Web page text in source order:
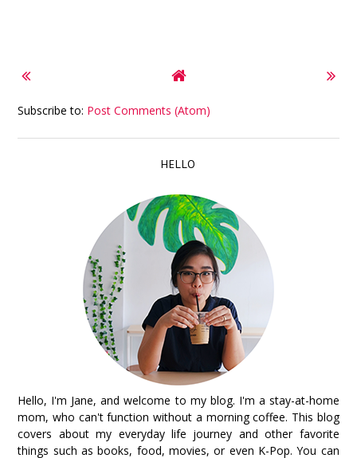
Subscribe to: Post Comments (Atom)
HELLO
Hello, I'm Jane, and welcome to my blog. I'm a stay-at-home
mom, who can't function without a morning coffee. This blog
covers about my everyday life journey and other favorite
things such as books, food, movies, or even K-Pop. You can